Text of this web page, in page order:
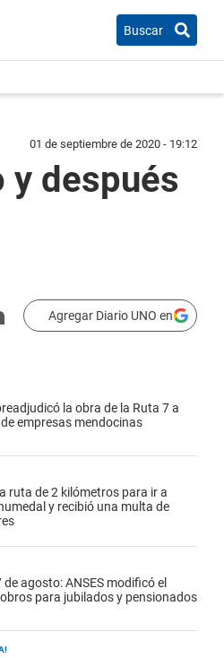
Buscar
01 de septiembre de 2020 - 19:12
y después
Agregar Diario UNO en
la obra de la Ruta 7 a
empresas mendocinas
ruta de 2 kilómetros para ir a
y recibió una multa de
de agosto: ANSES modificó el
para jubilados y pensionados